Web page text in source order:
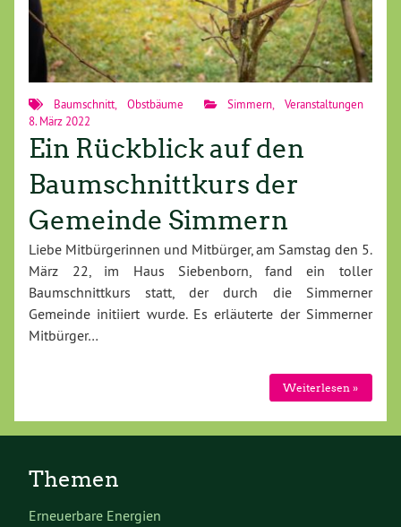
Baumschnitt ,Obstbäume Simmern,Veranstaltungen
8. März 2022
Ein Rückblick auf den
Baumschnittkurs der
Gemeinde Simmern
Liebe Mitbürgerinnen und Mitbürger, am Samstag den 5.
März 22, im Haus Siebenborn, fand ein toller
Baumschnittkurs statt, der durch die Simmerner
Gemeinde initiiert wurde. Es erläuterte der Simmerner
Mitbürger…
Weiterlesen »
Themen
Erneuerbare Energien